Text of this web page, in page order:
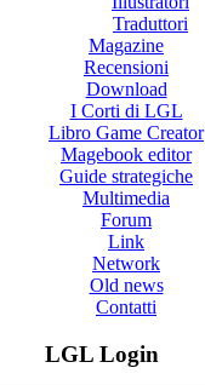
Traduttori
Magazine
Recensioni
Download
I Corti di LGL
Libro Game Creator
Magebook editor
Guide strategiche
Multimedia
Forum
Link
Network
Old news
Contatti
LGL Login